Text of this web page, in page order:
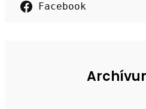
Facebook